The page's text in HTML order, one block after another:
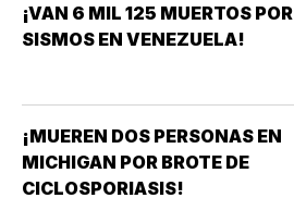
¡VAN 6 MIL 125 MUERTOS POR
SISMOS EN VENEZUELA!
¡MUEREN DOS PERSONAS EN
MICHIGAN POR BROTE DE
CICLOSPORIASIS!